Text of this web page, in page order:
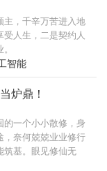
主，千辛万苦进入地
人生，二是契约人
智能
炉鼎！
一个小小散修，身
，奈何兢兢业业修行
筑基。眼见修仙无